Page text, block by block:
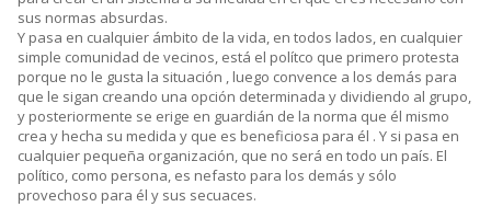
sus normas absurdas.
Y pasa en cualquier ámbito de la vida, en todos lados, en cualquier
simple comunidad de vecinos, está el polítco que primero protesta
porque no le gusta la situación , luego convence a los demás para
que le sigan creando una opción determinada y dividiendo al grupo,
y posteriormente se erige en guardián de la norma que él mismo
crea y hecha su medida y que es beneficiosa para él . Y si pasa en
cualquier pequeña organización, que no será en todo un país. El
político, como persona, es nefasto para los demás y sólo
provechoso para él y sus secuaces.